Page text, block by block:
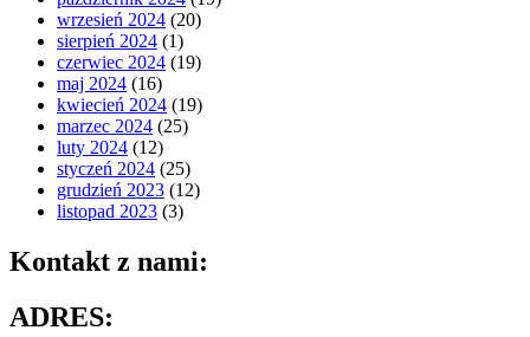
wrzesień 2024 (20)
sierpień 2024 (1)
czerwiec 2024 (19)
maj 2024 (16)
kwiecień 2024 (19)
marzec 2024 (25)
luty 2024 (12)
styczeń 2024 (25)
grudzień 2023 (12)
listopad 2023 (3)
Kontakt z nami:
ADRES: